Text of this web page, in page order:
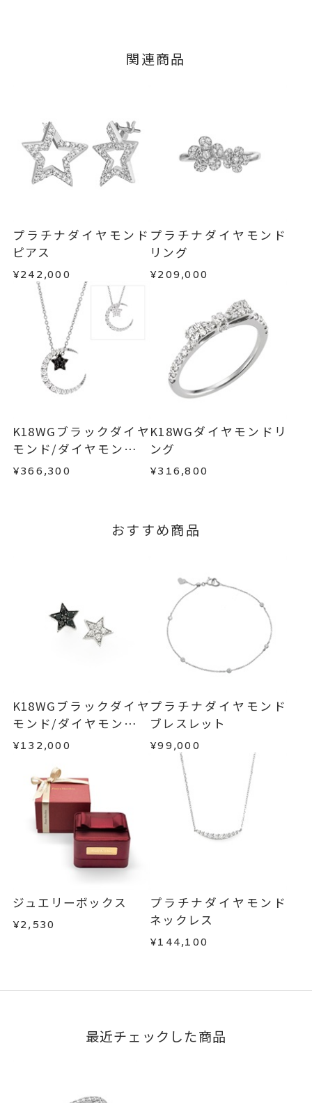
※#16のみ19,800円(税込)の加算
詳細
トップ縦幅 約8.4mm
リング幅 最大：約2.4mm/最
小：約1.3mm
ダイヤモンド 、
、
スター／ムーン
■お届け目安が「3営業日以内に発送」の商品
発送いたします。
■お届け目安が「約1ヶ月半以内～」の商品
ご注文いただいてから在庫状況を確認いたしま
・在庫のご用意ができる場合： 約1週間～1ヶ月以
内を目安に発送いたします。
・受注生産となる場合： 商品ページに記載のある
目安日数を頂戴し、一から製作いたします。
※お急ぎの方はご注文前にお問い合わせくださ
い。事前に現在の納期状況を確認いたします。
お届け予定日はご注文から2営業日以内にメールに
ージの購入履歴一覧よりご注文状況をご確認いた
メンバーシップ未登録のお客さまは、お問い合
わせフォームよりご連絡ください。
返品・交換
以下の場合、商品の返品・交換・返金
・受注生産の商品
・お客さまのお手元で傷や汚れが発生した商品
・到着後ご連絡無く7日以上経過した商品
・刻印をお入れした商品
・販売期間が限定されている商品
・過度な交換・返品を繰り返している場合
商品の品質には万全を期しておりますが、万が一
不良品の場合、またはご注文のお品と異なる場合
は、早急に商品を交換させていただきます。
はお問い合わせフォームよりご連絡ください。
この場合の返送料は弊社にて負担いたしますの
で、着払いにてご返送ください。
詳細はこちら
関連商品
プラチナダイヤモンド
ピアス
¥242,000
プラチナダイヤモンド
リング
¥209,000
K18WGブラックダイヤ
モンド/ダイヤモンドネ
ックレス
¥366,300
K18WGダイヤモンドリ
ング
¥316,800
おすすめ商品
K18WGブラックダイヤ
モンド/ダイヤモンドピ
アス
¥132,000
プラチナダイヤモンド
ブレスレット
¥99,000
ジュエリーボックス
¥2,530
プラチナダイヤモンド
ネックレス
¥144,100
最近チェックした商品